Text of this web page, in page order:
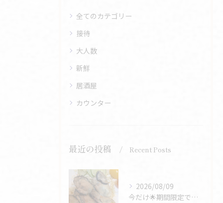
全てのカテゴリー
接待
大人数
新鮮
居酒屋
カウンター
最近の投稿 Recent Posts
2026/08/09
今だけ🌟期間限定で休まず営業します。